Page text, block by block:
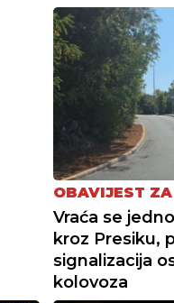
OBAVIJEST
Vraća se
kroz Presiku,
signalizacija
kolovoza